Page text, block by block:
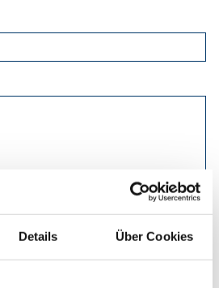
Details Über Cookies